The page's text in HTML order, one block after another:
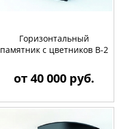
Горизонтальный
памятник с цветников B-2
от 40 000 руб.